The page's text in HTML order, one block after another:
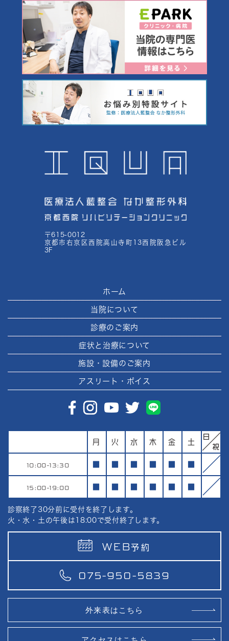
〒615-0012
京都市右京区西院高山寺町13西院阪急ビル
3F
ホーム
当院について
診療のご案内
症状と治療について
施設・設備のご案内
アスリート・ボイス
月 火 水 木 金 土
10:00-13:30
15:00-19:00
診察終了30分前に受付を終了します。
火・水・土の午後は18:00で受付終了します。
WEB予約
075-950-5839
外来表はこちら